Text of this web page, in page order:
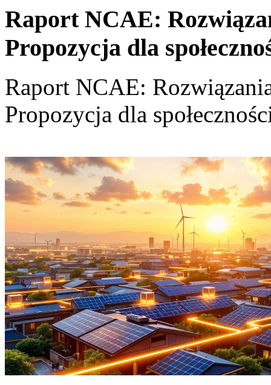
Raport NCAE:
Propozycja dla
Raport NCAE:
Propozycja dla